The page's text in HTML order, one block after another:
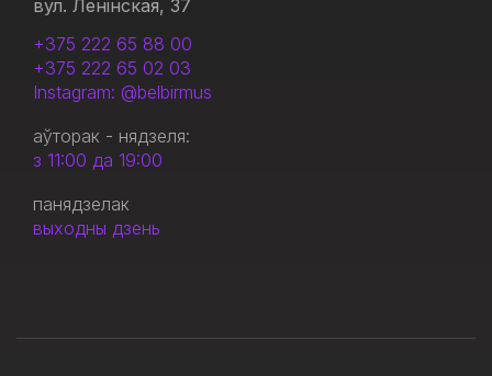
вул. Ленінская, 37
+375 222 65 88 00
+375 222 65 02 03
Instagram: @belbirmus
аўторак - нядзеля:
з 11:00 да 19:00
панядзелак
выходны дзень